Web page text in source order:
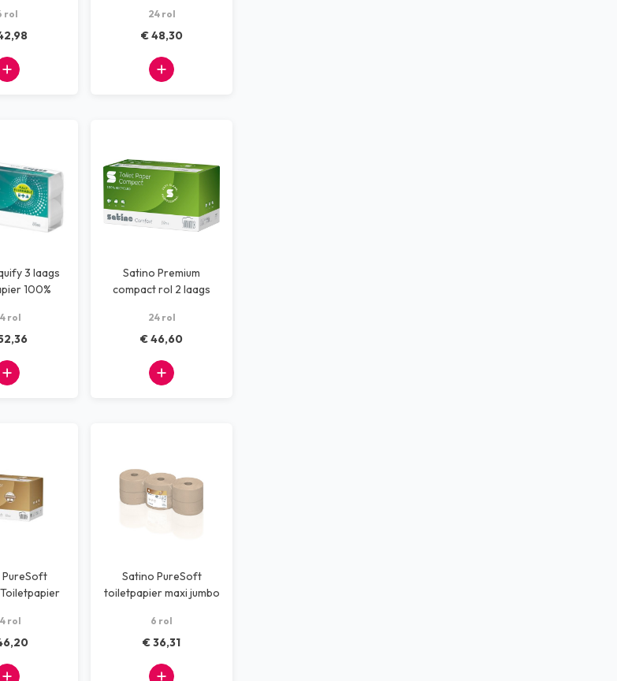
rol 24 rol
€ 48,30
3 laags
100%
rol
Satino Premium
compact rol 2 laags
24 rol
€ 46,60
rol
Satino PureSoft
toiletpapier maxi jumbo
6 rol
€ 36,31